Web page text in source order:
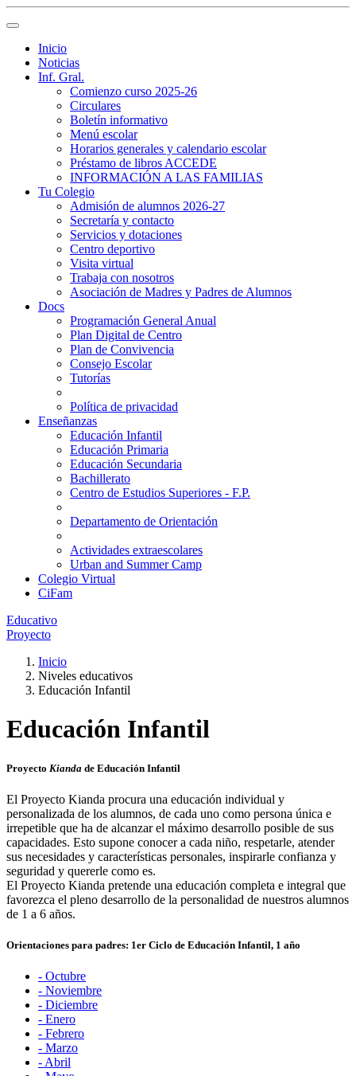
Inicio
Noticias
Inf. Gral.
Comienzo curso 2025-26
Circulares
Boletín informativo
Menú escolar
Horarios generales y calendario escolar
Préstamo de libros ACCEDE
INFORMACIÓN A LAS FAMILIAS
Tu Colegio
Admisión de alumnos 2026-27
Secretaría y contacto
Servicios y dotaciones
Centro deportivo
Visita virtual
Trabaja con nosotros
Asociación de Madres y Padres de Alumnos
Docs
Programación General Anual
Plan Digital de Centro
Plan de Convivencia
Consejo Escolar
Tutorías
Política de privacidad
Enseñanzas
Educación Infantil
Educación Primaria
Educación Secundaria
Bachillerato
Centro de Estudios Superiores - F.P.
Departamento de Orientación
Actividades extraescolares
Urban and Summer Camp
Colegio Virtual
CiFam
Educativo
Proyecto
Inicio
Niveles educativos
Educación Infantil
Educación Infantil
Proyecto Kianda de Educación Infantil
El Proyecto Kianda procura una educación individual y
personalizada de los alumnos, de cada uno como persona única e
irrepetible que ha de alcanzar el máximo desarrollo posible de sus
capacidades. Esto supone conocer a cada niño, respetarle, atender
sus necesidades y características personales, inspirarle confianza y
seguridad y quererle como es.
El Proyecto Kianda pretende una educación completa e integral que
favorezca el pleno desarrollo de la personalidad de nuestros alumnos
de 1 a 6 años.
Orientaciones para padres: 1er Ciclo de Educación Infantil, 1 año
- Octubre
- Noviembre
- Diciembre
- Enero
- Febrero
- Marzo
- Abril